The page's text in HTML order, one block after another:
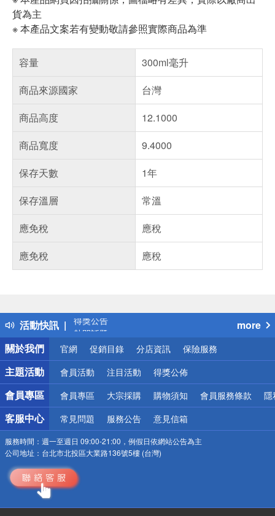
貨為主
※ 本產品文案若有變動敬請參照實際商品為準
容量
300ml毫升
商品來源國家
台灣
商品高度
12.1000
商品寬度
9.4000
保存天數
1年
保存溫層
常溫
應免稅
應稅
應免稅
應稅
活動快訊
得獎公告
熱門話題
銀行優惠
偏遠地區配送
詐騙網頁！請小心！
more
關於我們
官網 促銷目錄 分店資訊 保險服務
主題活動 會員活動 注目活動 得獎公佈
會員專區 會員專區 大宗採購 購物須知 會員服務條款 隱
客服中心 常見問題 服務公告 意見信箱
服務時間： 週一至週日 09:00-21:00，例假日依網站公告為主
公司地址： 台北市北投區大業路136號5樓 (台灣)